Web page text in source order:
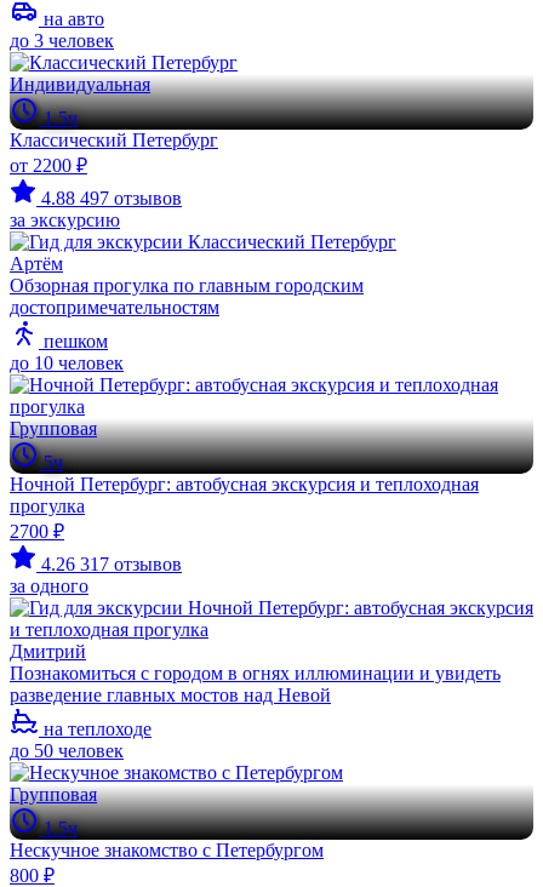
на авто
до 3 человек
Индивидуальная
1.5ч
Классический Петербург
от 2200 ₽
4.88 497 отзывов
за экскурсию
Артём
Обзорная прогулка по главным городским
достопримечательностям
пешком
до 10 человек
Групповая
5ч
Ночной Петербург: автобусная экскурсия и теплоходная
прогулка
2700 ₽
4.26 317 отзывов
за одного
Дмитрий
Познакомиться с городом в огнях иллюминации и увидеть
разведение главных мостов над Невой
на теплоходе
до 50 человек
Групповая
1.5ч
Нескучное знакомство с Петербургом
800 ₽